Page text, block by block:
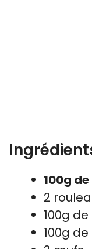
100g
2
100g
100g